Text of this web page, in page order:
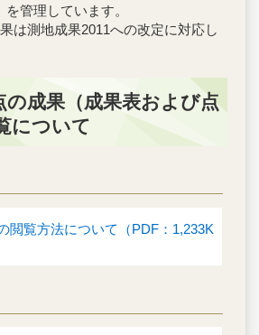
を管理しています。
は測地成果2011への改定に対応し
の成果（成果表および点
について
閲覧方法について（PDF：1,233K